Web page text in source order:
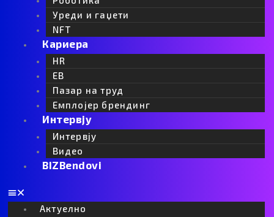
Уреди и гаџети
NFT
Кариера
HR
EB
Пазар на труд
Емплојер брендинг
Интервју
Интервју
Видео
BIZBendovi
Актуелно
Извор: Web-mind.rs
мегафабрики за ВИ
Nina Kostić
ПОВРЗАНО